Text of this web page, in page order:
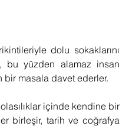
dolu sokaklarını
bu yüzden alamaz insan
bir masala davet ederler.
içinde kendine bir
birleşir, tarih ve coğrafya